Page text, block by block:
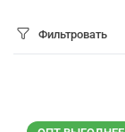
Фильтровать